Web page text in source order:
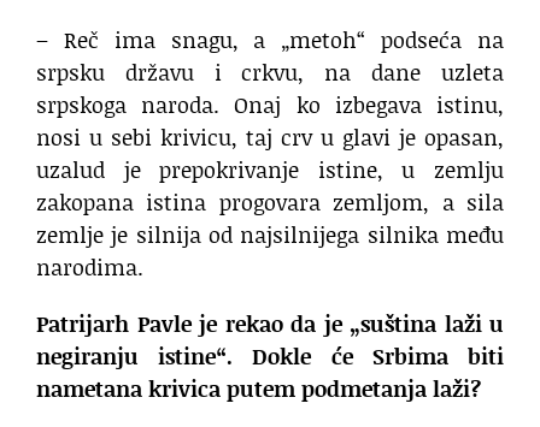
– Reč ima snagu, a „metoh“ podseća na
srpsku državu i crkvu, na dane uzleta
srpskoga naroda. Onaj ko izbegava istinu,
nosi u sebi krivicu, taj crv u glavi je opasan,
uzalud je prepokrivanje istine, u zemlju
zakopana istina progovara zemljom, a sila
zemlje je silnija od najsilnijega silnika među
narodima.
Patrijarh Pavle je rekao da je „suština laži u
negiranju istine“. Dokle će Srbima biti
nametana krivica putem podmetanja laži?